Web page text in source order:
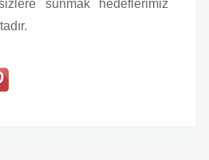
sunmak hedeflerimiz